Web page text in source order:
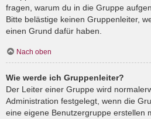
fragen, warum du in die Gruppe
Bitte belästige keinen Gruppenleiter,
einen Grund dafür haben.
Nach oben
Wie werde ich Gruppenleiter?
Der Leiter einer Gruppe wird
Administration festgelegt, wenn die
eine eigene Benutzergruppe erstellen